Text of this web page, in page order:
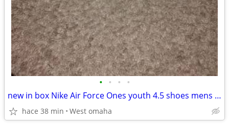
• • • •
new in box Nike Air Force Ones youth 4.5 shoes mens size
hace 38 min West omaha